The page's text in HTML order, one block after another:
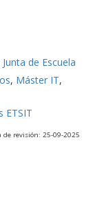
de Escuela
, Máster IT,
ETSIT
de revisión: 25-09-2025